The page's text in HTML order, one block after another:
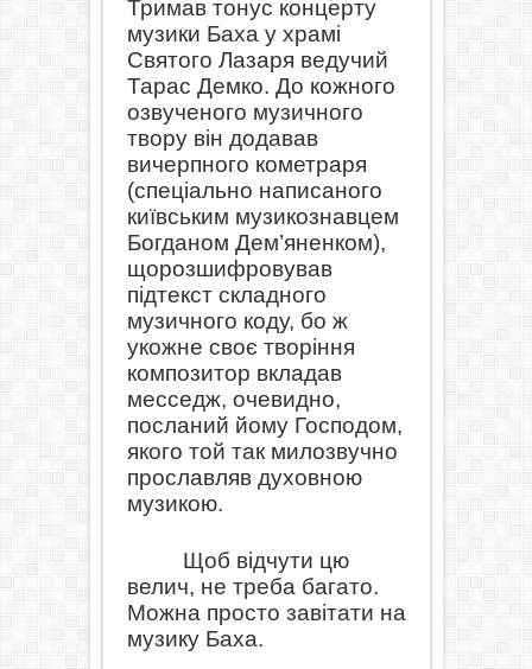
Тримав тонус концерту
музики Баха у храмі
Святого Лазаря ведучий
Тарас Демко. До кожного
озвученого музичного
твору він додавав
вичерпного кометраря
(спеціально написаного
київським музикознавцем
Богданом Дем’яненком),
щорозшифровував
підтекст складного
музичного коду, бо ж
укожне своє творіння
композитор вкладав
месседж, очевидно,
посланий йому Господом,
якого той так милозвучно
прославляв духовною
музикою.
Щоб відчути цю
велич, не треба багато.
Можна просто завітати на
музику Баха.